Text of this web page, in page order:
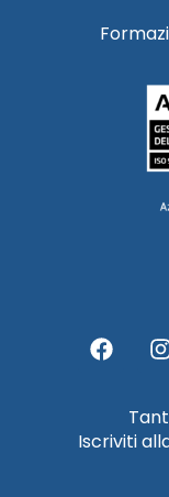
F
a
b
o
I
t
Iscriviti